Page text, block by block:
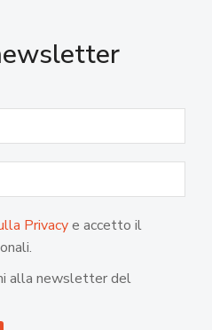
Privacye accetto il
alla newsletter del